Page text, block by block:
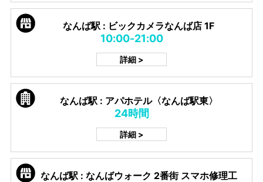
なんば駅 : ビックカメラなんば店 1F
10:00-21:00
詳細 >
なんば駅 : アパホテル〈なんば駅東〉
24時間
詳細 >
なんば駅 : なんばウォーク 2番街 スマホ修理工